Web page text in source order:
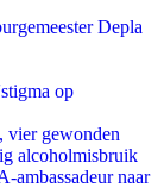
Depla
op
vier gewonden
alcoholmisbruik
ambassadeur naar